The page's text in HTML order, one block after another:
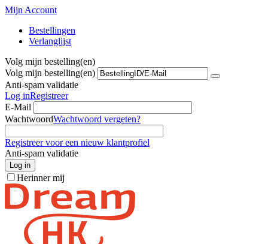
Mijn Account
Bestellingen
Verlanglijst
Volg mijn bestelling(en)
Volg mijn bestelling(en)
Anti-spam validatie
Log inRegistreer
E-Mail
WachtwoordWachtwoord vergeten?
Registreer voor een nieuw klantprofiel
Anti-spam validatie
Log in
Herinner mij